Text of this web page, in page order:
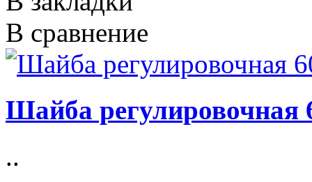
В сравнение
Шайба регулировочная
..